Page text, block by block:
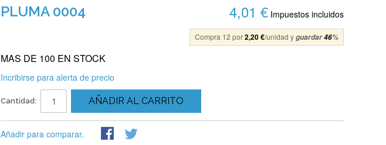
PLUMA 0004 4,01 € Impuestos incluidos
Compra 12 por2,20 €/unidad yguardar46%
MAS DE 100 EN STOCK
Incribirse para alerta de precio
Cantidad: AÑADIR AL CARRITO
Añadir para comparar.